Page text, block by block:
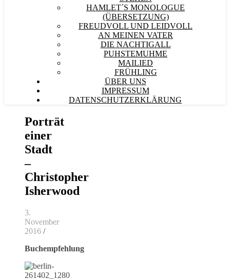
HAMLET´S MONOLOGUE
(ÜBERSETZUNG)
FREUDVOLL UND LEIDVOLL
AN MEINEN VATER
DIE NACHTIGALL
PUHSTEMUHME
MAILIED
FRÜHLING
ÜBER UNS
IMPRESSUM
DATENSCHUTZERKLÄRUNG
Porträt
einer
Stadt
–
Christopher
Isherwood
3.
November
2016 /
Buchempfehlung